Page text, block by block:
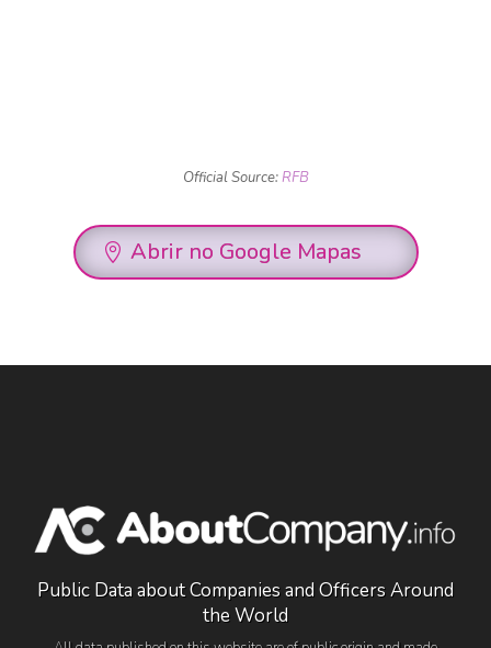
Official Source:RFB
Abrir no Google Mapas
Public Data about Companies and Officers Around
the World